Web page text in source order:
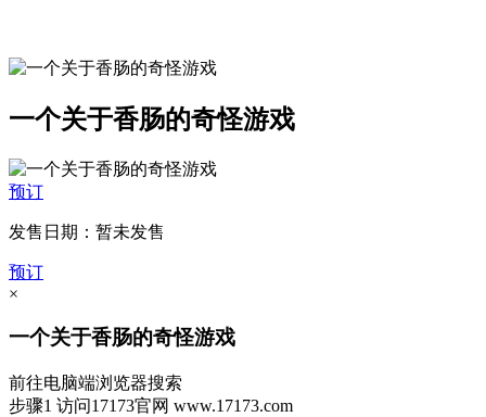
一个关于香肠的奇怪游戏
预订
发售日期：暂未发售
预订
×
一个关于香肠的奇怪游戏
前往电脑端浏览器搜索
步骤1 访问17173官网 www.17173.com